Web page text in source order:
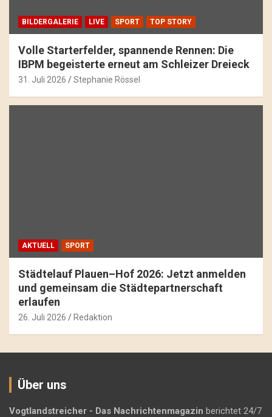
BILDERGALERIE LIVE SPORT TOP STORY
Volle Starterfelder, spannende Rennen: Die
IBPM begeisterte erneut am Schleizer Dreieck
31. Juli 2026 Stephanie Rössel
AKTUELL SPORT
Städtelauf Plauen–Hof 2026: Jetzt anmelden
und gemeinsam die Städtepartnerschaft
erlaufen
26. Juli 2026 Redaktion
Über uns
Vogtlandstreicher - Das Nachrichtenmagazin berichtet 24/7